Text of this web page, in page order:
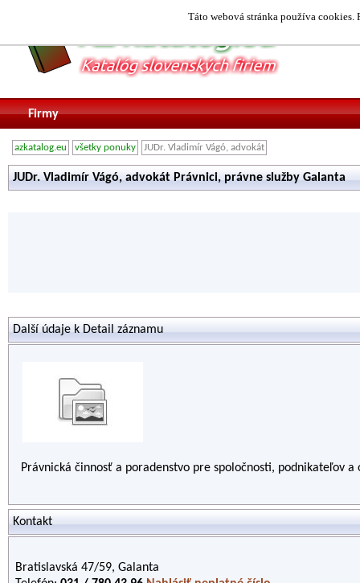
Táto webová stránka používa
Firmy
azkatalog.eu všetky ponuky JUDr. Vladimír Vágó, advokát
JUDr. Vladimír Vágó, advokát Právnici, právne služby Galanta
Další údaje k Detail záznamu
Právnická činnosť a poradenstvo pre spoločnosti, podnikateľov a
Kontakt
Bratislavská 47/59, Galanta